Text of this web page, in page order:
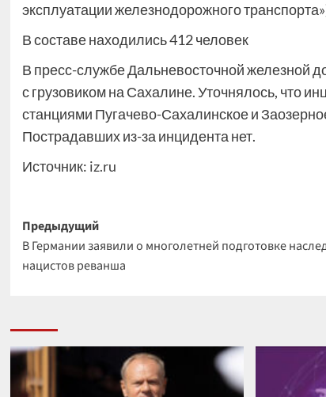
эксплуатации железнодорожного
В составе находились 412 человек
В пресс-службе Дальневосточной железной
с грузовиком на Сахалине. Уточнялось, что
станциями Пугачево-Сахалинское и
Пострадавших из-за инцидента нет.
Источник: iz.ru
Навигация
записи
Предыдущий
В Германии заявили о многолетней подготовке
нацистов реванша